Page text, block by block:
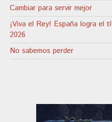
Cambiar para servir mejor
¡Viva el Rey! España logra el
2026
No sabemos perder